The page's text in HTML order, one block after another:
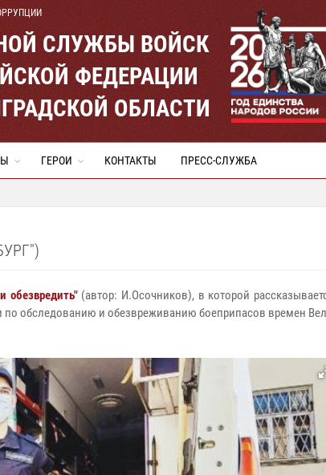
СЛУЖБЫ ВОЙСК
ФЕДЕРАЦИИ
ОБЛАСТИ
ГЕРОИ КОНТАКТЫ ПРЕСС-СЛУЖБА
обезвредить"(автор: И.Осочников), в которой
по обследованию и обезвреживанию боеприпасов времен